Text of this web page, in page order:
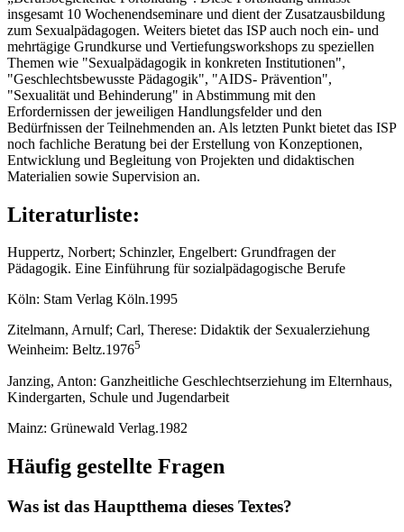
insgesamt 10 Wochenendseminare und dient der Zusatzausbildung
zum Sexualpädagogen. Weiters bietet das ISP auch noch ein- und
mehrtägige Grundkurse und Vertiefungsworkshops zu speziellen
Themen wie "Sexualpädagogik in konkreten Institutionen",
"Geschlechtsbewusste Pädagogik", "AIDS- Prävention",
"Sexualität und Behinderung" in Abstimmung mit den
Erfordernissen der jeweiligen Handlungsfelder und den
Bedürfnissen der Teilnehmenden an. Als letzten Punkt bietet das ISP
noch fachliche Beratung bei der Erstellung von Konzeptionen,
Entwicklung und Begleitung von Projekten und didaktischen
Materialien sowie Supervision an.
Literaturliste:
Huppertz, Norbert; Schinzler, Engelbert: Grundfragen der
Pädagogik. Eine Einführung für sozialpädagogische Berufe
Köln: Stam Verlag Köln.1995
Zitelmann, Arnulf; Carl, Therese: Didaktik der Sexualerziehung
Weinheim: Beltz.19765
Janzing, Anton: Ganzheitliche Geschlechtserziehung im Elternhaus,
Kindergarten, Schule und Jugendarbeit
Mainz: Grünewald Verlag.1982
Häufig gestellte Fragen
Was ist das Hauptthema dieses Textes?